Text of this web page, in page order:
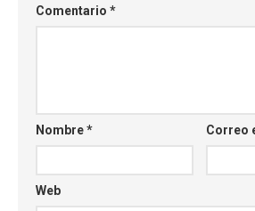
Comentario *
Nombre* Correo
Web